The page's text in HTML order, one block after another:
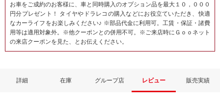
お車をご成約のお客様に、車と同時購入のオプション品を最大１０，０００
円分プレゼント！ タイヤやドラレコの購入などにお役立ていただき、快適
なカーライフをお楽しみください♪ ※部品代金に利用可。工賃・保証・諸費
用等は適用対象外。※他クーポンとの併用不可。※ご来店時にＧｏｏネット
の来店クーポンを見た、とお伝えください。
詳細 在庫 グループ店 レビュー 販売実績